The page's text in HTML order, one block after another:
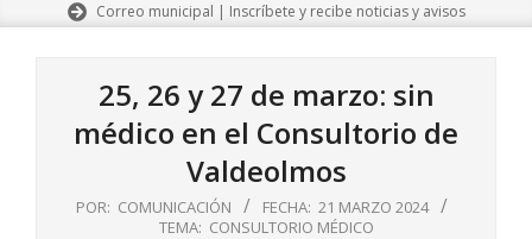
Correo municipal | Inscríbete y recibe noticias y avisos
25, 26 y 27 de marzo: sin
médico en el Consultorio de
Valdeolmos
POR: COMUNICACIÓN FECHA: 21 MARZO 2024
TEMA: CONSULTORIO MÉDICO